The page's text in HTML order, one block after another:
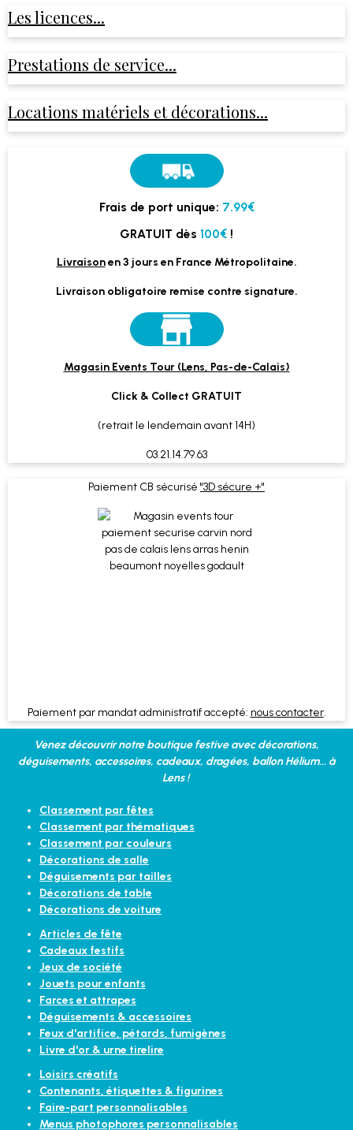
Les licences...
Prestations de service...
Locations matériels et décorations...
Frais de port unique: 7.99€
GRATUIT dès 100€ !
Livraisonen 3 jours en France Métropolitaine.
Livraison obligatoire remise contre signature.
Magasin Events Tour (Lens, Pas-de-Calais)
Click & Collect GRATUIT
(retrait le lendemain avant 14H)
03.21.14.79.63
Paiement CB sécurisé "3D sécure +"
Paiement par mandat administratif accepté: nous contacter.
Venez découvrir notre boutique festive avec décorations,
déguisements, accessoires, cadeaux, dragées, ballon Hélium... à
Lens !
Classement par fêtes
Classement par thématiques
Classement par couleurs
Décorations de salle
Déguisements par tailles
Décorations de table
Décorations de voiture
Articles de fête
Cadeaux festifs
Jeux de société
Jouets pour enfants
Farces et attrapes
Déguisements & accessoires
Feux d'artifice, pétards, fumigènes
Livre d'or & urne tirelire
Loisirs créatifs
Contenants, étiquettes & figurines
Faire-part personnalisables
Menus photophores personnalisables